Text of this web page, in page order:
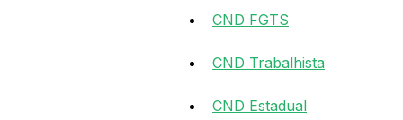
CND FGTS
CND Trabalhista
CND Estadual